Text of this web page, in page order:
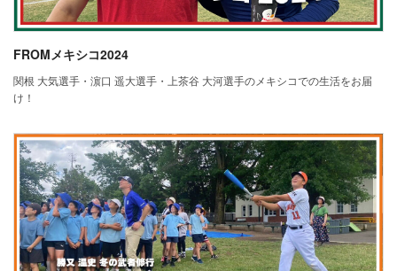
FROMメキシコ2024
関根 大気選手・濵口 遥大選手・上茶谷 大河選手のメキシコでの生活をお届
け！